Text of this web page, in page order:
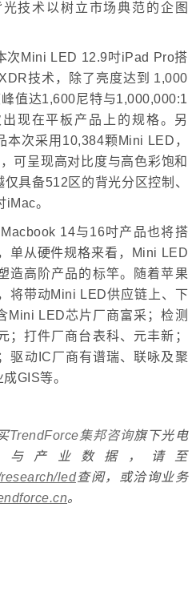
技术以树立市场典范的企图
次Mini LED 12.9吋iPad Pro搭
技术，除了亮度达到 1,000
值达1,600尼特与1,000,000:1
现在平板产品上的规格。另
本次采用10,384颗Mini LED，
可呈现高对比度与高色彩饱和
具备512区的背光分区控制、
。
14与16吋产品也将搭
单从硬件规格来看，Mini LED
造高阶产品的标竿。随着苹果
将带动Mini LED供应链上、下
Mini LED芯片厂商富采；检测
；打件厂商台表科、元丰新；
驱动IC厂商有谱瑞、联咏及聚
GIS等。
TrendForce集邦咨询旗下光电
与产业数据，请至
led查阅，或洽询业务
。